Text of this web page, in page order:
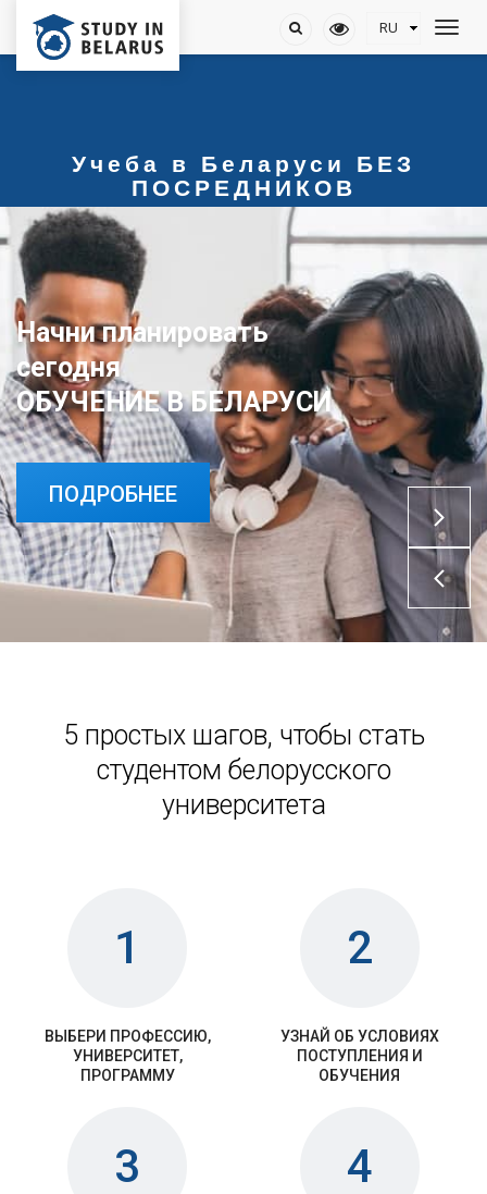
Учеба в Беларуси БЕЗ
ПОСРЕДНИКОВ
Начни планировать
сегодня
ОБУЧЕНИЕ В БЕЛАРУСИ
ПОДРОБНЕЕ
ОБУЧЕНИЕ В БЕЛАРУСИ
ПОДРОБНЕЕ
5 простых шагов, чтобы стать
студентом белорусского
университета
1
ВЫБЕРИ ПРОФЕССИЮ,
УНИВЕРСИТЕТ,
ПРОГРАММУ
2
УЗНАЙ ОБ УСЛОВИЯХ
ПОСТУПЛЕНИЯ И
ОБУЧЕНИЯ
3 4